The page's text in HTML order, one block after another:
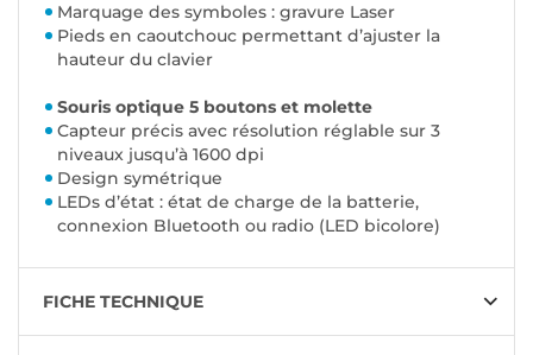
Marquage des symboles : gravure Laser
Pieds en caoutchouc permettant d’ajuster la
hauteur du clavier
Souris optique 5 boutons et molette
Capteur précis avec résolution réglable sur 3
niveaux jusqu’à 1600 dpi
Design symétrique
LEDs d’état : état de charge de la batterie,
connexion Bluetooth ou radio (LED bicolore)
FICHE TECHNIQUE